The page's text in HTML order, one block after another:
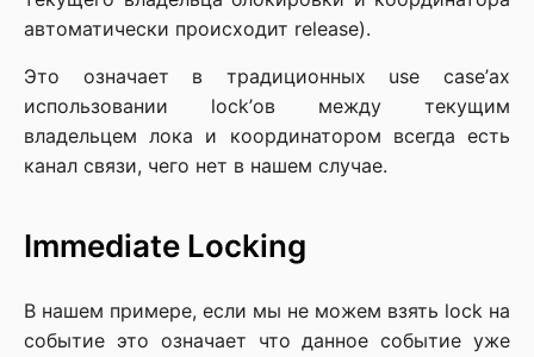
автоматически происходит release).
Это означает в традиционных use case’ах
использовании lock’ов между текущим
владельцем лока и координатором всегда есть
канал связи, чего нет в нашем случае.
Immediate Locking
В нашем примере, если мы не можем взять lock на
событие это означает что данное событие уже